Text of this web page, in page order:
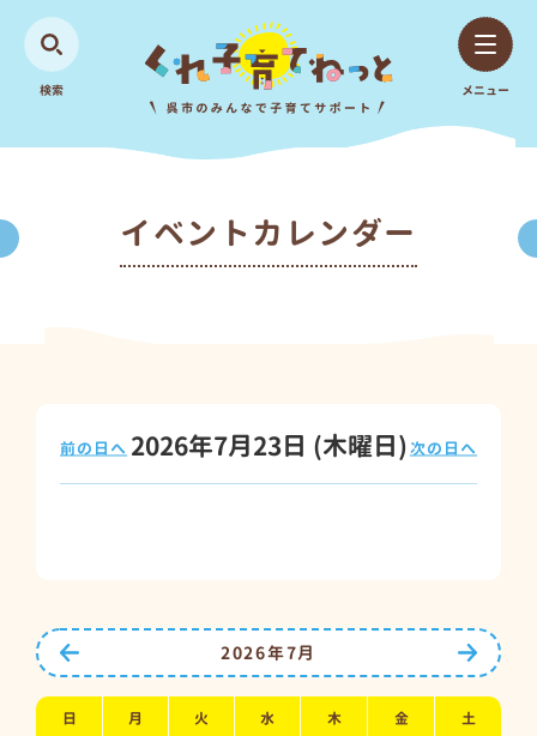
検索 メニュー
イベントカレンダー
2026年7月23日 (木曜日)
前の日へ 次の日へ
次の月
2026年7月
日 月 火 水 木 金 土